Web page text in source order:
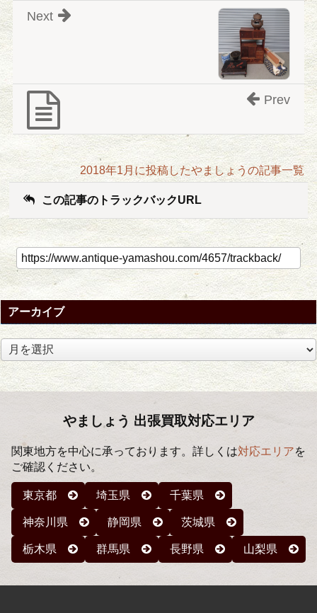
Next
Prev
2018年1月に投稿したやましょうの記事一覧
この記事のトラックバックURL
アーカイブ
ア
ー
カ
イ
やましょう 出張買取対応エリア
関東地方を中心に承っております。詳しくは対応エリアを
ご確認ください。
東京都 埼玉県 千葉県
神奈川県 静岡県 茨城県
栃木県 群馬県 長野県 山梨県